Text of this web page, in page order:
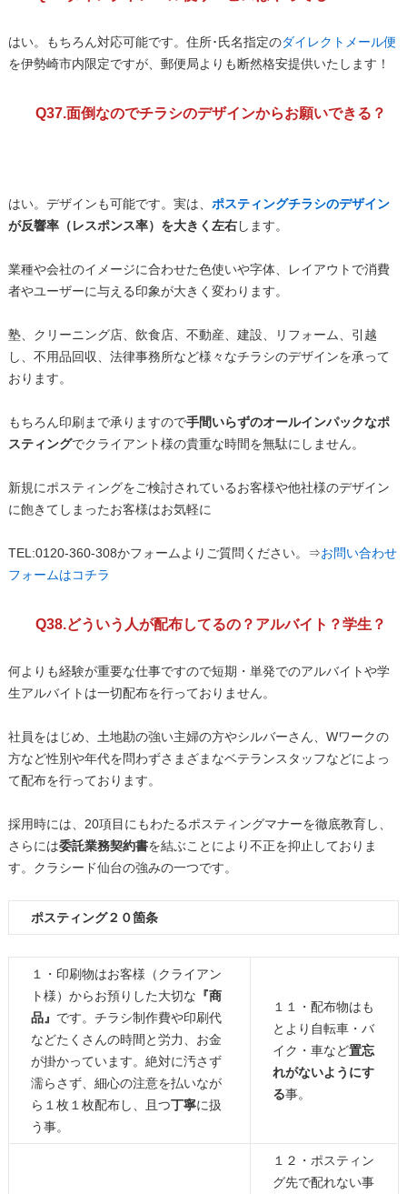
はい。もちろん対応可能です。住所･氏名指定のダイレクトメール便
を伊勢崎市内限定ですが、郵便局よりも断然格安提供いたします！
Q37.面倒なのでチラシのデザインからお願いできる？
はい。デザインも可能です。実は、 ポスティングチラシのデザイン
が反響率（レスポンス率）を大きく左右します。
業種や会社のイメージに合わせた色使いや字体、レイアウトで消費
者やユーザーに与える印象が大きく変わります。
塾、クリーニング店、飲食店、不動産、建設、リフォーム、引越
し、不用品回収、法律事務所など様々なチラシのデザインを承って
おります。
もちろん印刷まで承りますので手間いらずのオールインパックなポ
スティングでクライアント様の貴重な時間を無駄にしません。
新規にポスティングをご検討されているお客様や他社様のデザイン
に飽きてしまったお客様はお気軽に
TEL:0120-360-308かフォームよりご質問ください。⇒お問い合わせ
フォームはコチラ
Q38.どういう人が配布してるの？アルバイト？学生？
何よりも経験が重要な仕事ですので短期・単発でのアルバイトや学
生アルバイトは一切配布を行っておりません。
社員をはじめ、土地勘の強い主婦の方やシルバーさん、Wワークの
方など性別や年代を問わずさまざまなベテランスタッフなどによっ
て配布を行っております。
採用時には、20項目にもわたるポスティングマナーを徹底教育し、
さらには委託業務契約書を結ぶことにより不正を抑止しておりま
す。クラシード仙台の強みの一つです。
ポスティング２０箇条
１・印刷物はお客様（クライアン
ト様）からお預りした大切な 『商
品』 です。チラシ制作費や印刷代
などたくさんの時間と労力、お金
が掛かっています。絶対に汚さず
濡らさず、細心の注意を払いなが
ら１枚１枚配布し、且つ丁寧に扱
う事。
１１・配布物はも
とより自転車・バ
イク・車など置忘
れがないようにす
る事。
１２・ポスティン
グ先で配れない事